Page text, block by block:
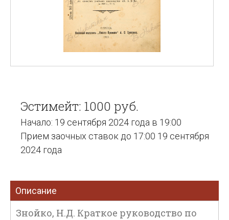
Эстимейт: 1000 руб.
Начало: 19 сентября 2024 года в 19:00
Прием заочных ставок до 17:00 19 сентября
2024 года
Описание
Знойко, Н.Д. Краткое руководство по